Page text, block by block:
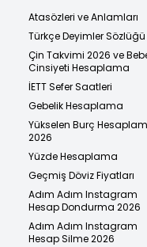
Atasözleri ve Anlamları
Türkçe Deyimler Sözlüğü
Çin Takvimi 2026 ve
Cinsiyeti Hesaplama
İETT Sefer Saatleri
Gebelik Hesaplama
Yükselen Burç
2026
Yüzde Hesaplama
Geçmiş Döviz Fiyatları
Adım Adım Instagram
Hesap Dondurma 2026
Adım Adım Instagram
Hesap Silme 2026